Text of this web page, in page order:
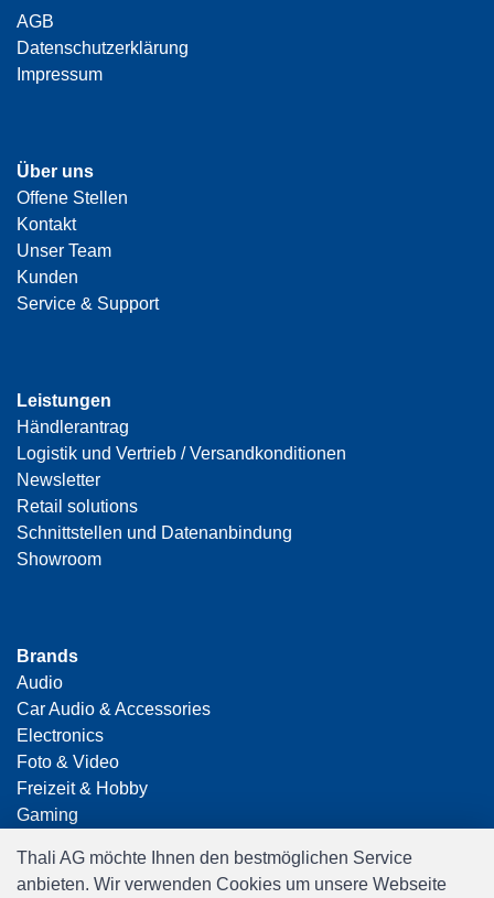
AGB
Datenschutzerklärung
Impressum
Über uns
Offene Stellen
Kontakt
Unser Team
Kunden
Service & Support
Leistungen
Händlerantrag
Logistik und Vertrieb / Versandkonditionen
Newsletter
Retail solutions
Schnittstellen und Datenanbindung
Showroom
Brands
Audio
Car Audio & Accessories
Electronics
Foto & Video
Freizeit & Hobby
Gaming
Home Office & Business
Thali AG möchte Ihnen den bestmöglichen Service
anbieten. Wir verwenden Cookies um unsere Webseite